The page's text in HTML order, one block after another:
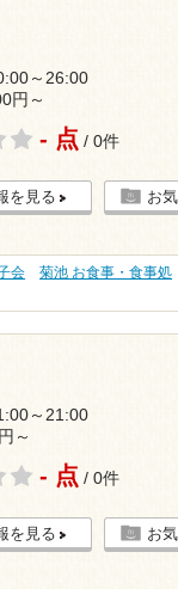
～26:00
円～
- 点 / 0件
を見る お
会 菊池 お食事・食事処
～21:00
～
- 点 / 0件
を見る お